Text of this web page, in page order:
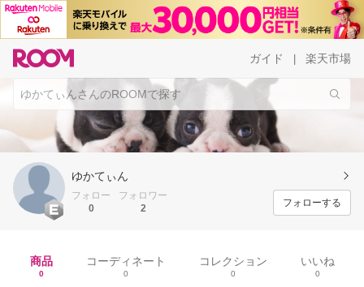
ガイド 楽天市場
ゆかてぃん
フォロー
0
フォロワー
2
フォローする
商品
0
コーディネート
0
コレクション
0
いいね
0